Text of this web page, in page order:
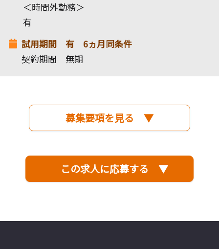
＜時間外勤務＞
有
試用期間 有 6ヵ月同条件
契約期間 無期
募集要項を見る ▼
この求人に応募する ▼